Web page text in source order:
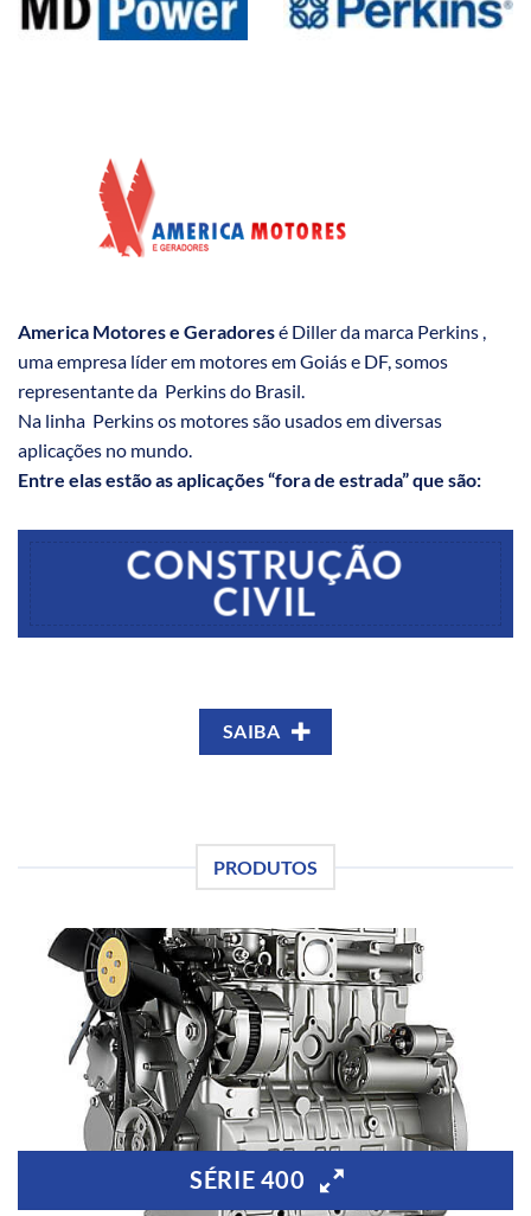
America Motores e Geradoresé Diller da marca Perkins ,
uma empresa líder em motores em Goiás e DF, somos
representante da Perkins do Brasil.
Na linha Perkins os motores são usados em diversas
aplicações no mundo.
Entre elas estão as aplicações “fora de estrada” que são:
CONSTRUÇÃO
CIVIL
SAIBA
PRODUTOS
SÉRIE 400